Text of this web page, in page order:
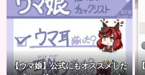
【ウマ娘】公式にもオススメした